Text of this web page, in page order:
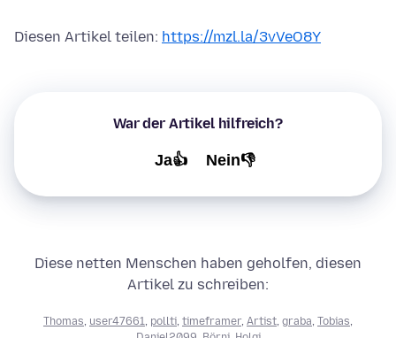
Diesen Artikel teilen: https://mzl.la/3vVeO8Y
War der Artikel hilfreich?
Ja👍 Nein👎
Diese netten Menschen haben geholfen, diesen
Artikel zu schreiben:
Thomas user47661 pollti timeframer, Artist graba Tobias